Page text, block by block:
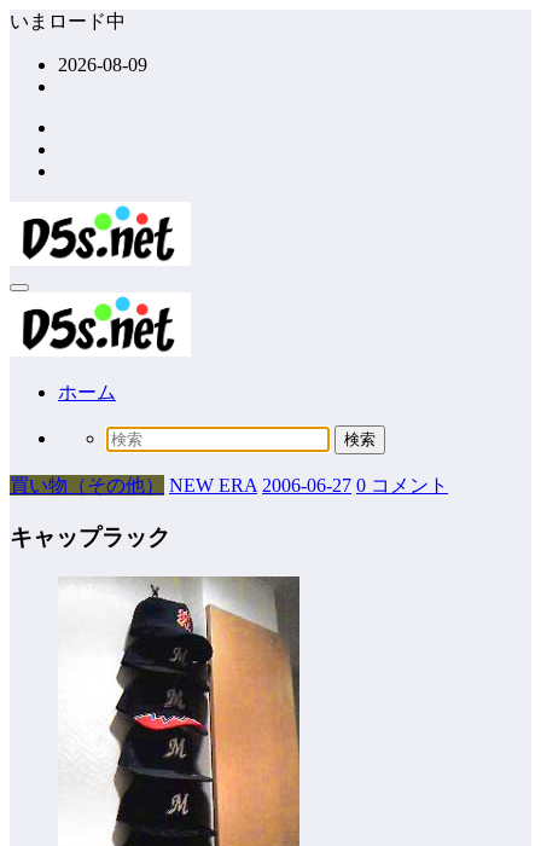
コ
ッ
プ
いまロード中
2026-08-09
ホーム
買い物（その他） NEW ERA 2006-06-27 0 コメント
キャップラック